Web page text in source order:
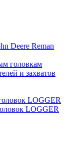
Deere Reman
головкам
и захватов
LOGGER
LOGGER